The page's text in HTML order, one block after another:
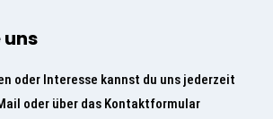
oder Interesse kannst du uns jederzeit
oder über das Kontaktformular